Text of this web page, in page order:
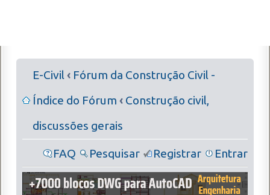
E-Civil‹ Fórum da Construção Civil -
Índice do Fórum ‹ Construção civil,
discussões gerais
FAQ Pesquisar Registrar Entrar